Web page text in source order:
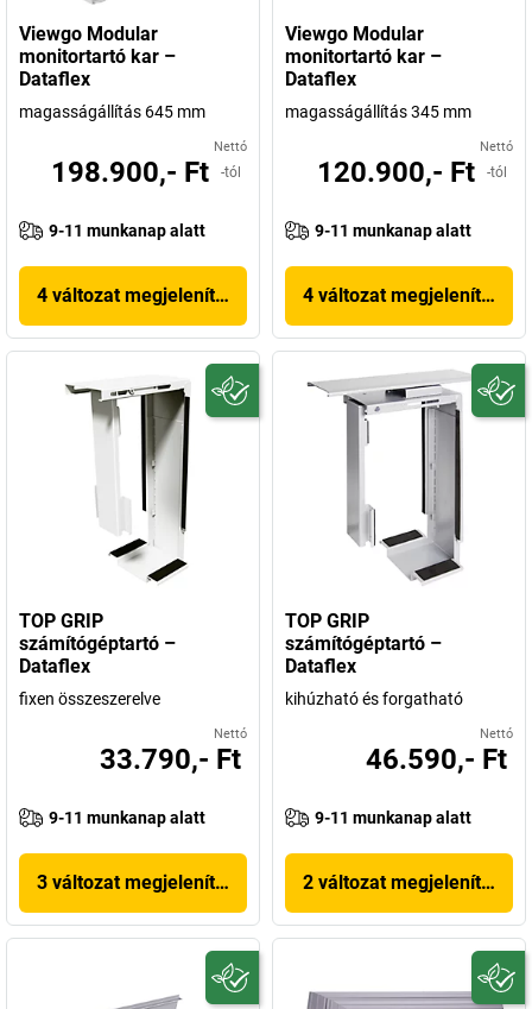
Viewgo Modular
monitortartó kar –
Dataflex
magasságállítás 645 mm
Nettó
198.900,- Ft -tól
9-11 munkanap alatt
4 változat megjelenítése
Viewgo Modular
monitortartó kar –
Dataflex
magasságállítás 345 mm
Nettó
120.900,- Ft -tól
9-11 munkanap alatt
4 változat megjelenítése
TOP GRIP
számítógéptartó –
Dataflex
fixen összeszerelve
Nettó
33.790,- Ft
9-11 munkanap alatt
3 változat megjelenítése
TOP GRIP
számítógéptartó –
Dataflex
kihúzható és forgatható
Nettó
46.590,- Ft
9-11 munkanap alatt
2 változat megjelenítése